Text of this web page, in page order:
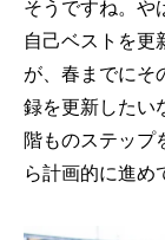
そうですね。や
自己ベストを更
が、春までにそ
録を更新したい
階ものステップ
ら計画的に進め